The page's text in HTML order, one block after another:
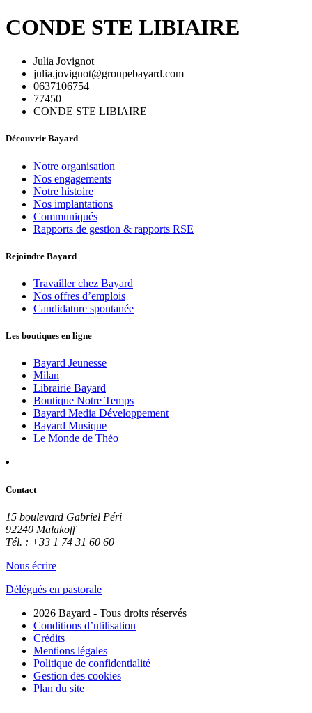
CONDE STE LIBIAIRE
Julia Jovignot
julia.jovignot@groupebayard.com
0637106754
77450
CONDE STE LIBIAIRE
Découvrir Bayard
Notre organisation
Nos engagements
Notre histoire
Nos implantations
Communiqués
Rapports de gestion & rapports RSE
Rejoindre Bayard
Travailler chez Bayard
Nos offres d’emplois
Candidature spontanée
Les boutiques en ligne
Bayard Jeunesse
Milan
Librairie Bayard
Boutique Notre Temps
Bayard Media Développement
Bayard Musique
Le Monde de Théo
Contact
15 boulevard Gabriel Péri
92240 Malakoff
Tél. : +33 1 74 31 60 60
Nous écrire
Délégués en pastorale
2026 Bayard - Tous droits réservés
Conditions d’utilisation
Crédits
Mentions légales
Politique de confidentialité
Gestion des cookies
Plan du site